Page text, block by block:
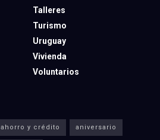
Talleres
Turismo
Uruguay
Vivienda
Voluntarios
ahorro y crédito aniversario